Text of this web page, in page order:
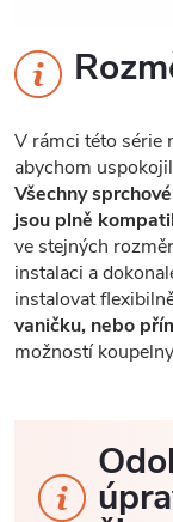
V rámci této série
abychom
Všechny
jsou plně
ve stejných
instalaci a
instalovat
vaničku, nebo
možností